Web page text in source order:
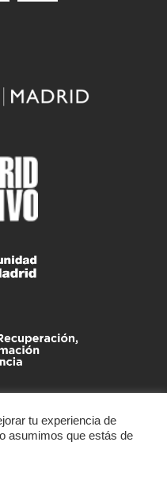
tu experiencia de
asumimos que estás de